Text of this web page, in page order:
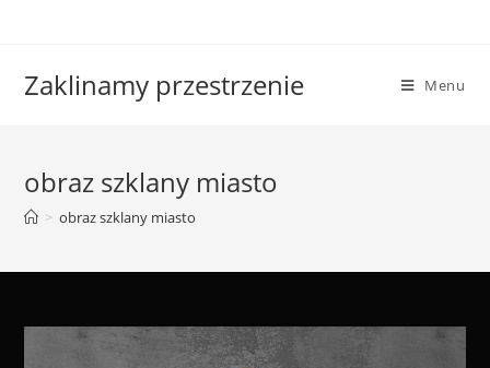
Zaklinamy przestrzenie Menu
obraz szklany miasto
> obraz szklany miasto